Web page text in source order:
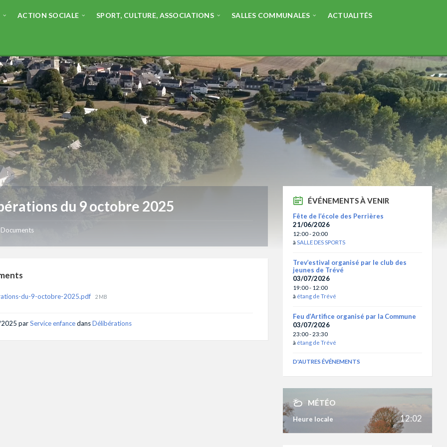
ACTION SOCIALE SPORT, CULTURE, ASSOCIATIONS SALLES COMMUNALES ACTUALITÉS
du 9 octobre 2025
Documents
du-9-octobre-2025.pdf File
2 MB
2025parService enfance dansDélibérations
ÉVÉNEMENTS À VENIR
Fête de l’école des Perrières
21/06/2026
12:00 - 20:00
àSALLE DES SPORTS
Trev’estival organisé par le club des
jeunes de Trévé
03/07/2026
19:00 - 12:00
à étang de Trévé
Feu d’Artifice organisé par la Commune
03/07/2026
23:00 - 23:30
à étang de Trévé
D'AUTRES ÉVÉNEMENTS
MÉTÉO
Heure locale 12:02